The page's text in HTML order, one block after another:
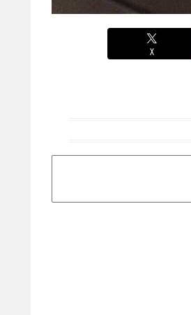
X